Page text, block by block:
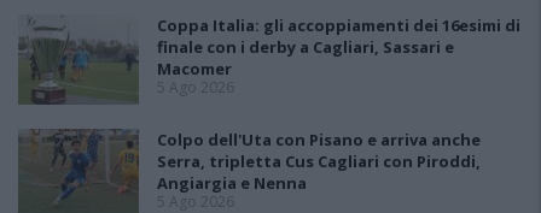
Coppa Italia: gli accoppiamenti dei 16esimi di
finale con i derby a Cagliari, Sassari e
Macomer
5 Ago 2026
Colpo dell'Uta con Pisano e arriva anche
Serra, tripletta Cus Cagliari con Piroddi,
Angiargia e Nenna
5 Ago 2026